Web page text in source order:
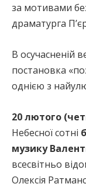
за мотивами
драматурга
В осучасненій
постановка
однією з
20 лютого
Небесної сотні
музику
всесвітньо
Олексія